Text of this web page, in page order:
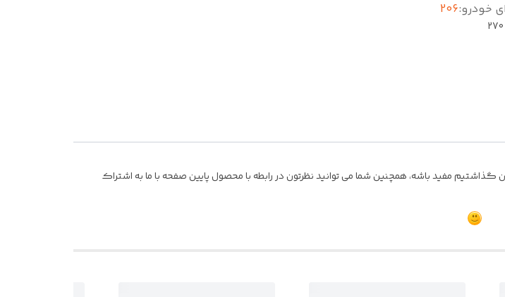
خودرو:
206
270
گذاشتیم مفید باشه، همچنین شما می توانید نظرتون در رابطه با محصول پایین صفحه با ما به اشتراک